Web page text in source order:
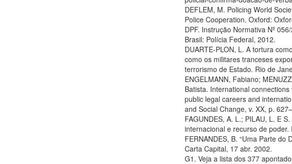
DEFLEM, M. Policing World
Police Cooperation. Oxford:
DPF. Instrução Normativa Nº
Brasil: Polícia Federal, 2012.
DUARTE-PLON, L. A tortura
como os militares tranceses
terrorismo de Estado. Rio de
ENGELMANN, Fabiano;
Batista. International
public legal careers and
and Social Change, v. XX, p.
FAGUNDES, A. L.; PILAU, L. E
internacional e recurso de
FERNANDES, B. “Uma Parte do
Carta Capital, 17 abr. 2002.
G1. Veja a lista dos 377